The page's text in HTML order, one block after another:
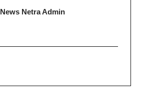
News Netra Admin